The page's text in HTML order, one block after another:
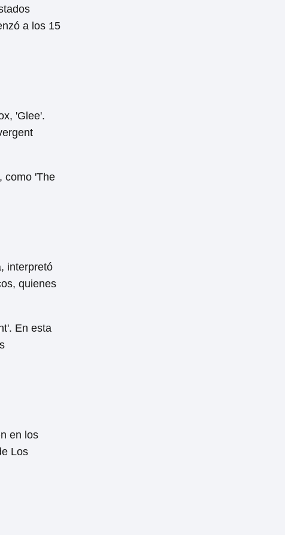
a los 15
'Glee'.
como 'The
interpretó
quienes
En esta
en los
Los